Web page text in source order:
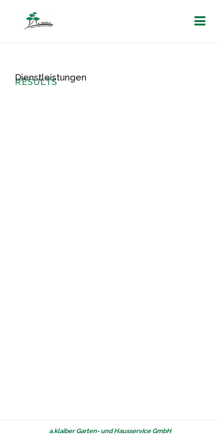
RESULTS
Dienstleistungen
a.klaiber Garten- und Hausservice GmbH